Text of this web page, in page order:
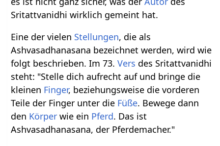
Sritattvanidhi wirklich gemeint hat.
Eine der vielen Stellungen, die als
Ashvasadhanasana bezeichnet werden, wird wie
folgt beschrieben. Im 73.Vers des Sritattvanidhi
steht: "Stelle dich aufrecht auf und bringe die
kleinen Finger, beziehungsweise die vorderen
Teile der Finger unter die Füße. Bewege dann
den Körper wie ein Pferd. Das ist
Ashvasadhanasana, der Pferdemacher."